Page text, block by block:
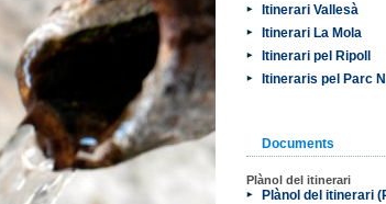
Itinerari Vallesà
Itinerari La Mola
Itinerari pel Ripoll
Itineraris pel Parc
Documents
Plànol del itinerari
Plànol del itinerari